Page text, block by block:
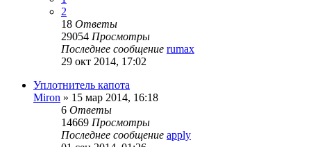
2
18 Ответы
29054 Просмотры
Последнее сообщение rumax
29 окт 2014, 17:02
Уплотнитель капота
Miron » 15 мар 2014, 16:18
6 Ответы
14669 Просмотры
Последнее сообщение apply